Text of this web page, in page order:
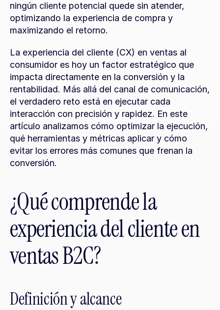
ningún cliente potencial quede sin atender,
optimizando la experiencia de compra y
maximizando el retorno.
La experiencia del cliente (CX) en ventas al
consumidor es hoy un factor estratégico que
impacta directamente en la conversión y la
rentabilidad. Más allá del canal de comunicación,
el verdadero reto está en ejecutar cada
interacción con precisión y rapidez. En este
artículo analizamos cómo optimizar la ejecución,
qué herramientas y métricas aplicar y cómo
evitar los errores más comunes que frenan la
conversión.
¿Qué comprende la
experiencia del cliente en
ventas B2C?
Definición y alcance